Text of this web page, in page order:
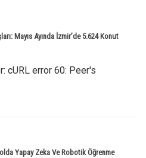
Mayıs Ayında İzmir’de 5.624 Konut
cURL error 60: Peer's
Yapay Zeka Ve Robotik Öğrenme